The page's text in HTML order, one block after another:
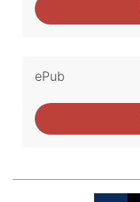
ePub